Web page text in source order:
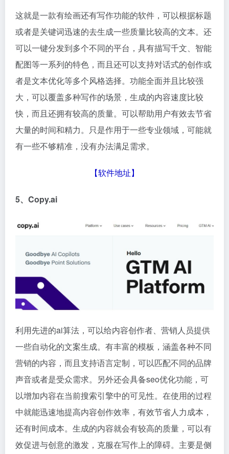
这就是一款有绘画还有写作功能的软件，可以根据标题
或者是关键词迅速的去生成一些质量比较高的文本。还
可以一键分发到多个不同的平台，具有描写千文、智能
配图等一系列的特色，而且还可以支持对话式的创作或
者是文本优化等多个风格选择。功能全面并且比较强
大，可以覆盖多种写作的场景，生成的内容速度比较
快，而且还拥有较高的质量。可以帮助用户有效去节省
大量的时间和精力。只是作用于一些专业领域，可能就
有一些不够精准，没有办法满足需求。
【软件地址】
5、Copy.ai
利用先进的ai算法，可以给内容创作者、营销人员提供
一些自动化的文案生成。有丰富的模板，涵盖各种不同
营销的内容，而且支持语言定制，可以匹配不同的品牌
声音或者是受众需求。另外还会具备seo优化功能，可
以增加内容在当前搜索引擎中的可见性。在使用的过程
中就能迅速地提高内容创作效率，有效节省人力成本，
还有时间成本。生成的内容就会有较高的质量，可以有
效促进与创意的激发，克服在写作上的障碍。主要是侧